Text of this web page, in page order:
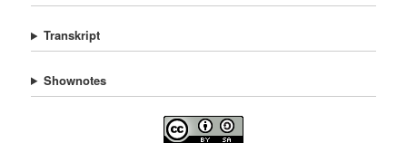
Transkript
Shownotes